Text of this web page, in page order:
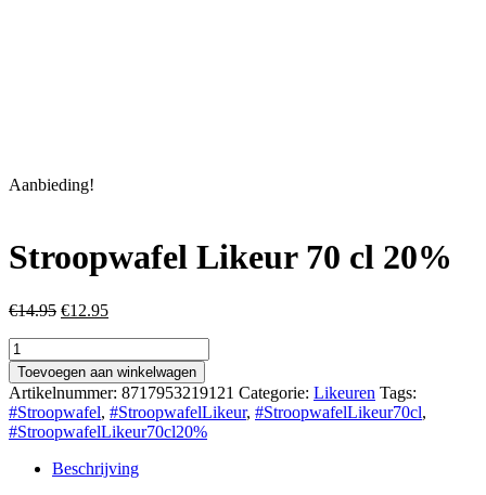
Aanbieding!
Stroopwafel Likeur 70 cl 20%
€14.95 Oorspronkelijke
€14.95.
€12.95Huidige
€12.95.
Stroopwafel
Likeur
70
cl
20%
aantal
Toevoegen aan winkelwagen
Artikelnummer: 8717953219121 Categorie: Likeuren Tags:
#Stroopwafel, #StroopwafelLikeur, #StroopwafelLikeur70cl,
#StroopwafelLikeur70cl20%
Beschrijving